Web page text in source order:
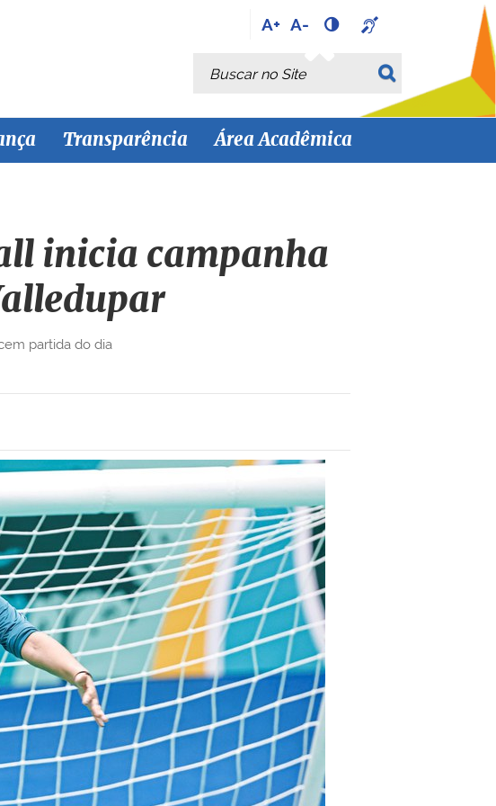
A+ A-
Busca
Busca Avançada…
Transparência Área Acadêmica
inicia campanha
partida do dia